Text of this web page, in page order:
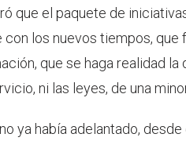
que el paquete de
los nuevos tiempos, que
que se haga realidad la
ni las leyes, de una
ya había adelantado,